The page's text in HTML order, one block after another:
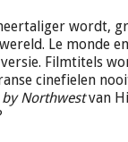
wordt,
Le monde
Filmtitels
cinefielen
Northwestvan